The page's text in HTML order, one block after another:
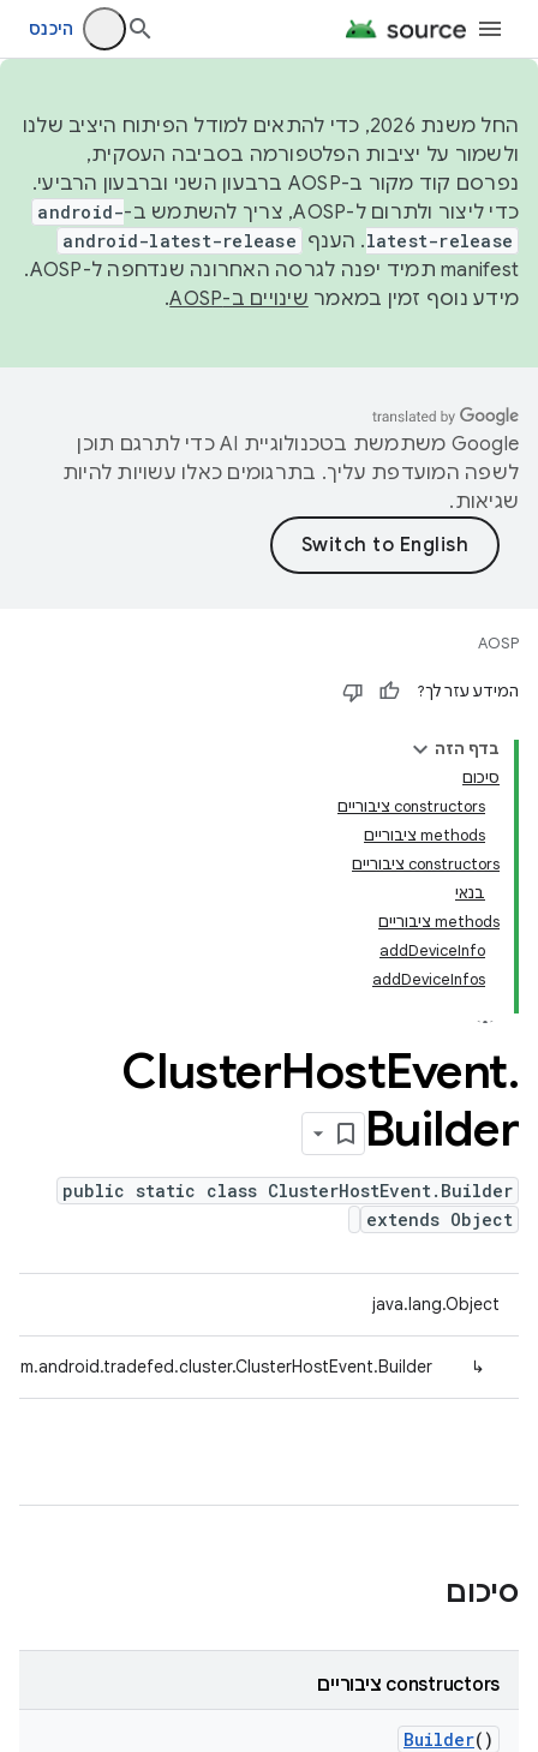
היכנס
החל משנת 2026, כדי להתאים למודל הפיתוח היציב שלנו
ולשמור על יציבות הפלטפורמה בסביבה העסקית,
נפרסם קוד מקור ב-AOSP ברבעון השני וברבעון הרביעי.
כדי ליצור ולתרום ל-AOSP, צריך להשתמש ב-
android-
latest-release. הענף android-latest-release
manifest תמיד יפנה לגרסה האחרונה שנדחפה ל-AOSP.
מידע נוסף זמין במאמר שינויים ב-AOSP .
‫Google משתמשת בטכנולוגיית AI כדי לתרגם תוכן
לשפה המועדפת עליך. בתרגומים כאלו עשויות להיות
שגיאות.
AOSP
המידע עזר לך?
בדף הזה
סיכום
‫constructors ציבוריים
‫methods ציבוריים
‫constructors ציבוריים
בנאי
‫methods ציבוריים
addDeviceInfo
addDeviceInfos
ClusterHostEvent.
Builder
public static class ClusterHostEvent.Builder
extends Object
java.lang.Object
↳
com.android.tradefed.cluster.ClusterHostEvent.Builder
סיכום
‫constructors ציבוריים
Builder()